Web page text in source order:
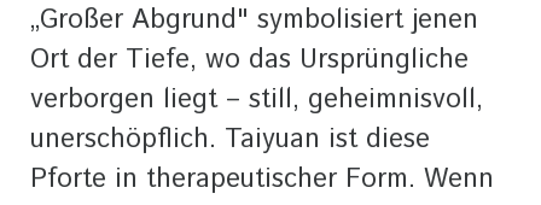
„Großer Abgrund" symbolisiert jenen
Ort der Tiefe, wo das Ursprüngliche
verborgen liegt – still, geheimnisvoll,
unerschöpflich. Taiyuan ist diese
Pforte in therapeutischer Form. Wenn